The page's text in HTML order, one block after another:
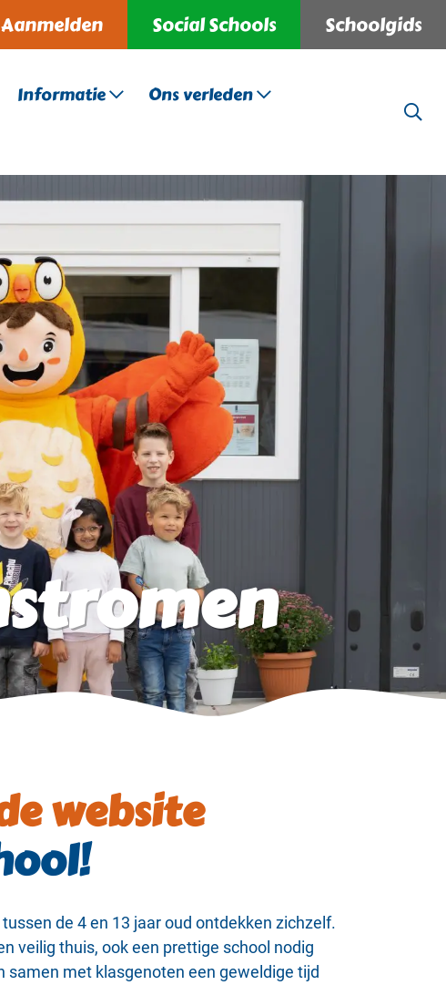
Aanmelden Social Schools Schoolgids
Informatie
Ons verleden
website
de 4 en 13 jaar oud ontdekken zichzelf.
veilig thuis, ook een prettige school nodig
samen met klasgenoten een geweldige tijd